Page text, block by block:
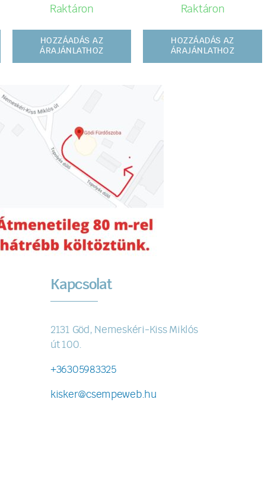
Raktáron
HOZZÁADÁS AZ
ÁRAJÁNLATHOZ
Raktáron
HOZZÁADÁS AZ
ÁRAJÁNLATHOZ
Kapcsolat
2131 Göd, Nemeskéri-Kiss Miklós
út 100.
+36305983325
kisker@csempeweb.hu